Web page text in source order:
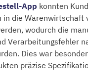
App konnten
die Warenwirtschaft
wodurch die
Verarbeitungsfehler
Dies war
präzise